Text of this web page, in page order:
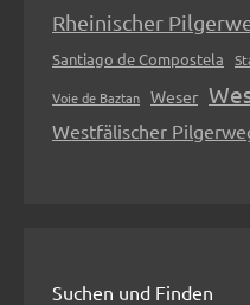
Rheinischer
Santiago de Compostela
Voie de Baztan Weser
Westfälischer
Suchen und Finden